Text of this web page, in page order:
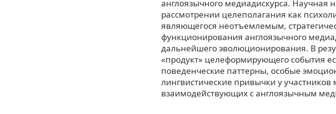
англоязычного медиадискурса. Научная
рассмотрении целеполагания как
являющегося неотъемлемым,
функционирования англоязычного
дальнейшего эволюционирования. В
«продукт» целеформирующего события
поведенческие паттерны, особые
лингвистические привычки у
взаимодействующих с англоязычным